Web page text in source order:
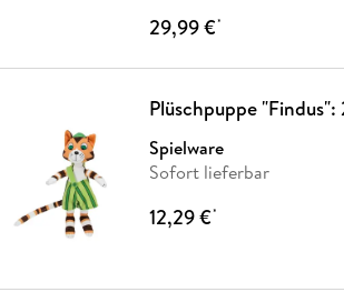
29,99 €*
Plüschpuppe "Findus":
Spielware
Sofort lieferbar
12,29 €*